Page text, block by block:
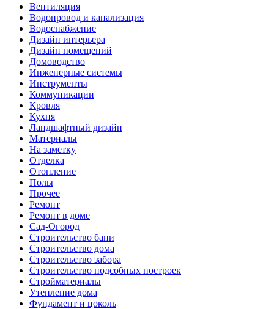
Вентиляция
Водопровод и канализация
Водоснабжение
Дизайн интерьера
Дизайн помещений
Домоводство
Инженерные системы
Инструменты
Коммуникации
Кровля
Кухня
Ландшафтный дизайн
Материалы
На заметку
Отделка
Отопление
Полы
Прочее
Ремонт
Ремонт в доме
Сад-Огород
Строительство бани
Строительство дома
Строительство забора
Строительство подсобных построек
Стройматериалы
Утепление дома
Фундамент и цоколь